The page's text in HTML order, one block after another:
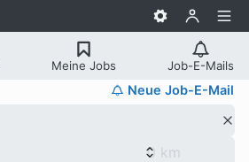
Meine Jobs Job-E-Mails
Neue Job-E-Mail